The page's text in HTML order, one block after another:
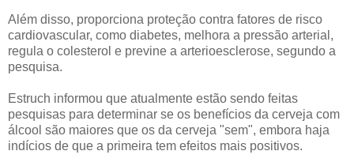
Além disso, proporciona proteção contra fatores de risco
cardiovascular, como diabetes, melhora a pressão arterial,
regula o colesterol e previne a arterioesclerose, segundo a
pesquisa.
Estruch informou que atualmente estão sendo feitas
pesquisas para determinar se os benefícios da cerveja com
álcool são maiores que os da cerveja "sem", embora haja
indícios de que a primeira tem efeitos mais positivos.